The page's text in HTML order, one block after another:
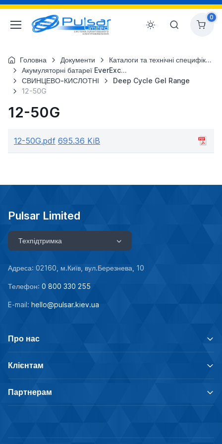
0
Головна Документи
Каталоги та технічні специфікації
Акумуляторні батареї EverExceed
СВИНЦЕВО-КИСЛОТНІ
Deep Cycle Gel Range
12-50G
12-50G
12-50G.pdf 695.36 KiB
Pulsar Limited
Техпідтримка
Адреса: 02160, м.Київ, вул.Березнева, 10
Телефон: 0 800 330 255
E-mail: hello@pulsar.kiev.ua
Про нас
Клієнтам
Партнерам